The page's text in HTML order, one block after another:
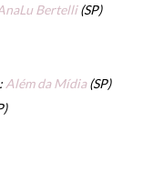
Bertelli(SP)
Além da Mídia(SP)